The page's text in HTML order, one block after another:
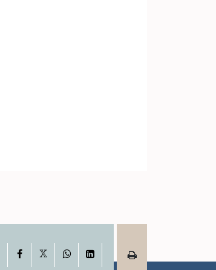
Facebook WhatsAppLinkedIn